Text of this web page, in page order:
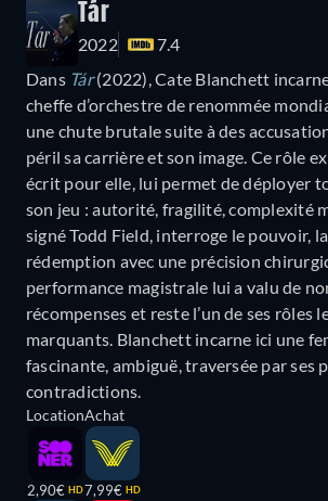
Tár
2022
7.4
Dans Tár(2022), Cate Blanchett
cheffe d’orchestre de renommée
une chute brutale suite à des
péril sa carrière et son image. Ce rôle
écrit pour elle, lui permet de déployer
son jeu : autorité, fragilité, complexité
signé Todd Field, interroge le pouvoir,
rédemption avec une précision
performance magistrale lui a valu de
récompenses et reste l’un de ses rôles
marquants. Blanchett incarne ici une
fascinante, ambiguë, traversée par ses
contradictions.
Location
2,90€ HD
Achat
7,99€ HD